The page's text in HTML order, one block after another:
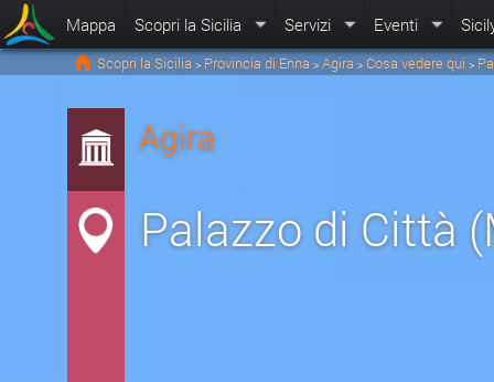
Mappa Scopri la Sicilia Servizi Eventi
Scopri la Sicilia > Provincia di Enna > Agira > Cosa vedere qui >
Agira
Palazzo di Città